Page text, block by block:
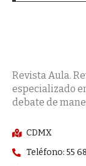
Revista Aula.
especializado
debate de
CDMX
Teléfono: 55